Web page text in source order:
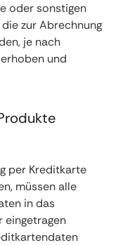
oder sonstigen
zur Abrechnung
je nach
und
per Kreditkarte
müssen alle
in das
eingetragen